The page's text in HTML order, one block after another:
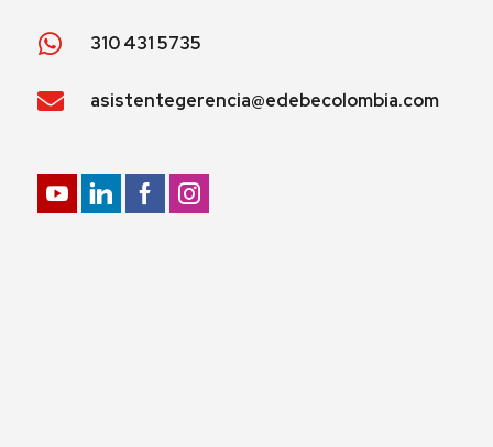
310 431 5735
asistentegerencia@edebecolombia.com